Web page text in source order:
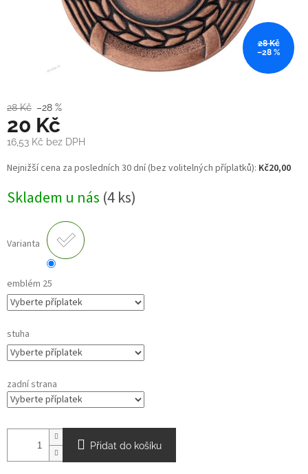
28 Kč
–28 %
28 Kč –28 %
20 Kč
16,53 Kč bez DPH
Měrná
cena:
Nejnižší cena za posledních 30 dní (bez volitelných příplatků): Kč20,00
Skladem u nás (4 ks)
Varianta
emblém 25
stuha
zadní strana
Přidat do košíku